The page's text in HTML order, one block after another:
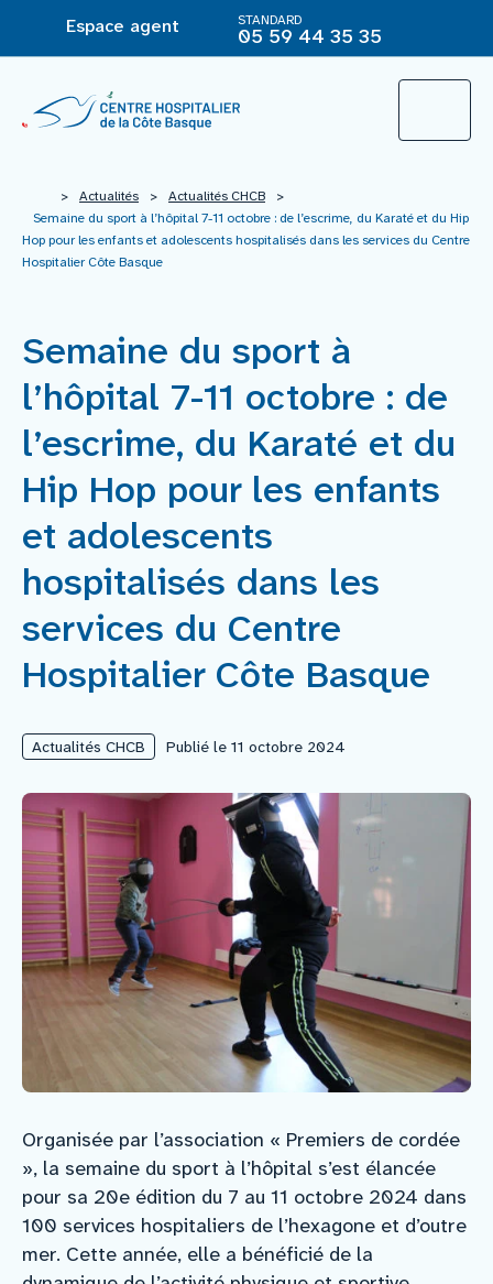
Espace agent STANDARD
05 59 44 35 35
L’Hôpital
Le groupement hospitalier
Offre de soins
Agir pour ma santé
Vous êtes
Nous rejoindre
Vous former
Venir au CHCB
Espace agent
Faire un don
Contact
> Actualités > Actualités CHCB
>
Semaine du sport à l’hôpital 7-11 octobre : de l’escrime, du Karaté et du Hip
Hop pour les enfants et adolescents hospitalisés dans les services du Centre
Hospitalier Côte Basque
Semaine du sport à
l’hôpital 7-11 octobre : de
l’escrime, du Karaté et du
Hip Hop pour les enfants
et adolescents
hospitalisés dans les
services du Centre
Hospitalier Côte Basque
Actualités CHCB Publié le 11 octobre 2024
Organisée par l’association « Premiers de cordée
», la semaine du sport à l’hôpital s’est élancée
pour sa 20e édition du 7 au 11 octobre 2024 dans
100 services hospitaliers de l’hexagone et d’outre
mer. Cette année, elle a bénéficié de la